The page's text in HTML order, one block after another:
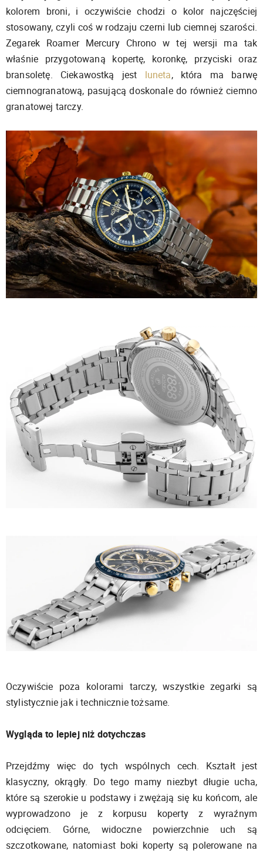
kolorem broni, i oczywiście chodzi o kolor najczęściej
stosowany, czyli coś w rodzaju czerni lub ciemnej szarości.
Zegarek Roamer Mercury Chrono w tej wersji ma tak
właśnie przygotowaną kopertę, koronkę, przyciski oraz
bransoletę. Ciekawostką jest luneta, która ma barwę
ciemnogranatową, pasującą doskonale do również ciemno
granatowej tarczy.
Oczywiście poza kolorami tarczy, wszystkie zegarki są
stylistycznie jak i technicznie tożsame.
Wygląda to lepiej niż dotychczas
Przejdźmy więc do tych wspólnych cech. Kształt jest
klasyczny, okrągły. Do tego mamy niezbyt długie ucha,
które są szerokie u podstawy i zwężają się ku końcom, ale
wyprowadzono je z korpusu koperty z wyraźnym
odcięciem. Górne, widoczne powierzchnie uch są
szczotkowane, natomiast boki koperty są polerowane na